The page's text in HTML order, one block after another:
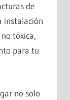
de
instalación
tóxica,
para tu
no solo